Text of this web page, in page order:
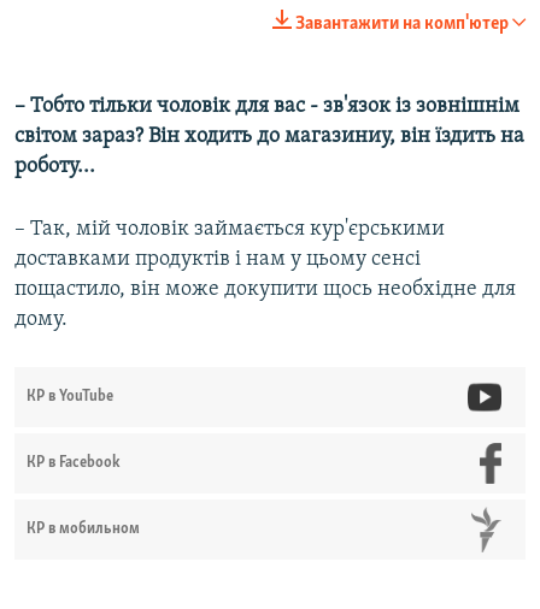
1080p
1080p
Завантажити на комп'ютер
– Тобто тільки чоловік для вас - зв'язок із зовнішнім
світом зараз? Він ходить до магазиниу, він їздить на
роботу...
– Так, мій чоловік займається кур'єрськими
доставками продуктів і нам у цьому сенсі
пощастило, він може докупити щось необхідне для
дому.
КР в YouTube
КР в Facebook
КР в мобильном